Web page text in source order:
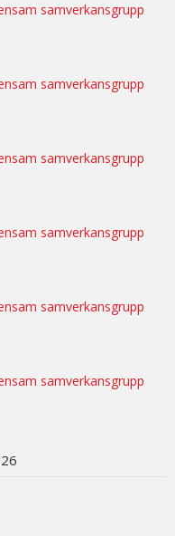
samverkansgrupp
samverkansgrupp
samverkansgrupp
samverkansgrupp
samverkansgrupp
samverkansgrupp